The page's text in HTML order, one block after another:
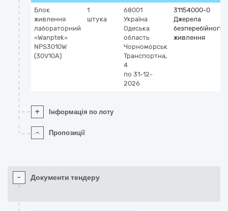
Блок
живлення
лабораторний
«Wanptek»
NPS3010W
(30V10A)
1
штука
68001
Україна
Одеська
область
Чорноморськ
Транспортна,
4
по 31-12-
2026
31154000-0
Джерела
безперебійного
живлення
+ Інформація по лоту
- Пропозиції
- Документи тендеру